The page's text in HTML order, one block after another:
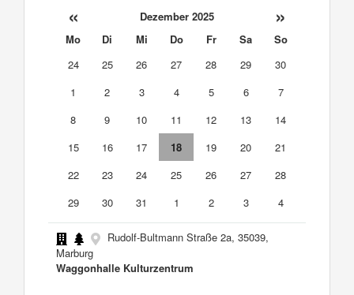
« Dezember 2025 »
Mo Di Mi Do Fr Sa
So
24
25 26 27 28 29
30
1
2 3 4 5 6
7
8
9 10 11 12 13
14
15
16 17 18 19 20
21
22
23 24 25 26 27
28
29
30 31 1 2 3 4
Rudolf-Bultmann Straße 2a, 35039,
Marburg
Waggonhalle Kulturzentrum